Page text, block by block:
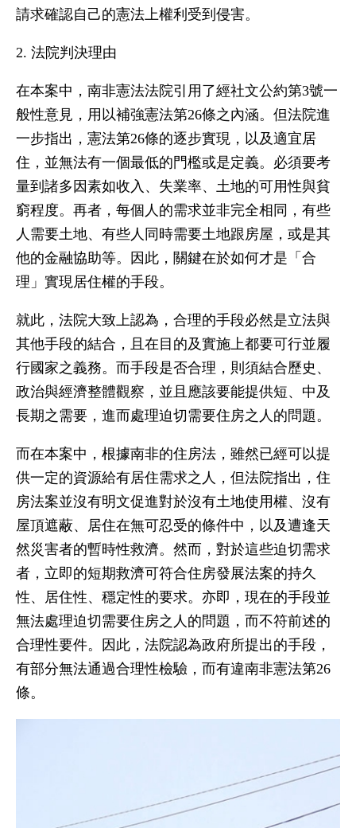
請求確認自己的憲法上權利受到侵害。
2. 法院判決理由
在本案中，南非憲法法院引用了經社文公約第3號一
般性意見，用以補強憲法第26條之內涵。但法院進
一步指出，憲法第26條的逐步實現，以及適宜居
住，並無法有一個最低的門檻或是定義。必須要考
量到諸多因素如收入、失業率、土地的可用性與貧
窮程度。再者，每個人的需求並非完全相同，有些
人需要土地、有些人同時需要土地跟房屋，或是其
他的金融協助等。因此，關鍵在於如何才是「合
理」實現居住權的手段。
就此，法院大致上認為，合理的手段必然是立法與
其他手段的結合，且在目的及實施上都要可行並履
行國家之義務。而手段是否合理，則須結合歷史、
政治與經濟整體觀察，並且應該要能提供短、中及
長期之需要，進而處理迫切需要住房之人的問題。
而在本案中，根據南非的住房法，雖然已經可以提
供一定的資源給有居住需求之人，但法院指出，住
房法案並沒有明文促進對於沒有土地使用權、沒有
屋頂遮蔽、居住在無可忍受的條件中，以及遭逢天
然災害者的暫時性救濟。然而，對於這些迫切需求
者，立即的短期救濟可符合住房發展法案的持久
性、居住性、穩定性的要求。亦即，現在的手段並
無法處理迫切需要住房之人的問題，而不符前述的
合理性要件。因此，法院認為政府所提出的手段，
有部分無法通過合理性檢驗，而有違南非憲法第26
條。